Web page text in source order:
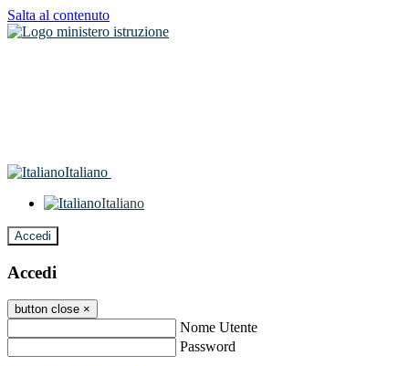
Salta al contenuto
Italiano
Italiano
Accedi
Accedi
button close ×
Nome Utente
Password